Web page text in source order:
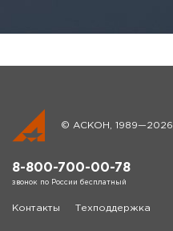
© АСКОН, 1989—2026
8-800-700-00-78
звонок по России бесплатный
Контакты Техподдержка